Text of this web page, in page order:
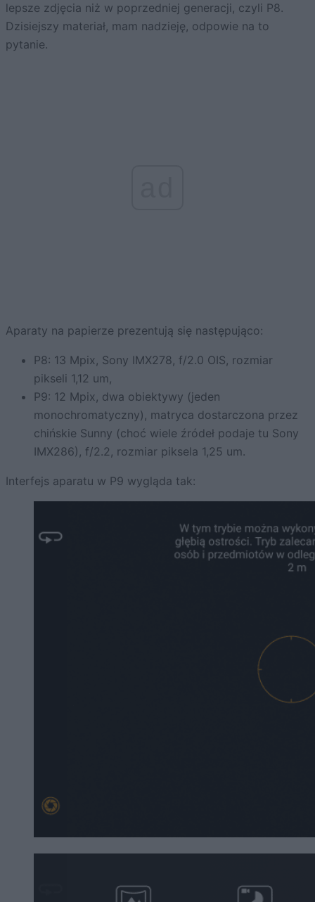
lepsze zdjęcia niż w poprzedniej generacji, czyli P8.
Dzisiejszy materiał, mam nadzieję, odpowie na to
pytanie.
Aparaty na papierze prezentują się następująco:
P8: 13 Mpix, Sony IMX278, f/2.0 OIS, rozmiar
pikseli 1,12 um,
P9: 12 Mpix, dwa obiektywy (jeden
monochromatyczny), matryca dostarczona przez
chińskie Sunny (choć wiele źródeł podaje tu Sony
IMX286), f/2.2, rozmiar piksela 1,25 um.
Interfejs aparatu w P9 wygląda tak: